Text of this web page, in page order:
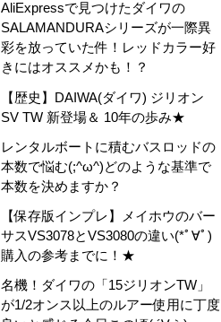
AliExpressで見つけたダイワの
SALAMANDURAシリーズが一際異
彩を放っていた件！レッドカラー好
きにはオススメかも！？
【歴史】DAIWA(ダイワ) ジリオン
SV TW 新登場＆ 10年の歩み★
レンタルボートに積むバスロッドの
本数で悩む(;^ω^)どのような基準で
本数を決めますか？
【保存版インプレ】メイホウのバー
サスVS3078とVS3080の違い(*ﾟ∀ﾟ)
購入の参考までに！★
名機！ダイワの「15ジリオンTW」
が1/2オンス以上のルアー使用に丁度